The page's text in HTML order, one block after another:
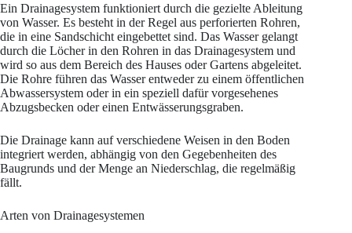
Ein Drainagesystem funktioniert durch die gezielte Ableitung
von Wasser. Es besteht in der Regel aus perforierten Rohren,
die in eine Sandschicht eingebettet sind. Das Wasser gelangt
durch die Löcher in den Rohren in das Drainagesystem und
wird so aus dem Bereich des Hauses oder Gartens abgeleitet.
Die Rohre führen das Wasser entweder zu einem öffentlichen
Abwassersystem oder in ein speziell dafür vorgesehenes
Abzugsbecken oder einen Entwässerungsgraben.
Die Drainage kann auf verschiedene Weisen in den Boden
integriert werden, abhängig von den Gegebenheiten des
Baugrunds und der Menge an Niederschlag, die regelmäßig
fällt.
Arten von Drainagesystemen